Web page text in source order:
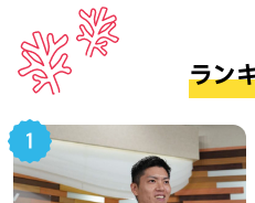
ラン